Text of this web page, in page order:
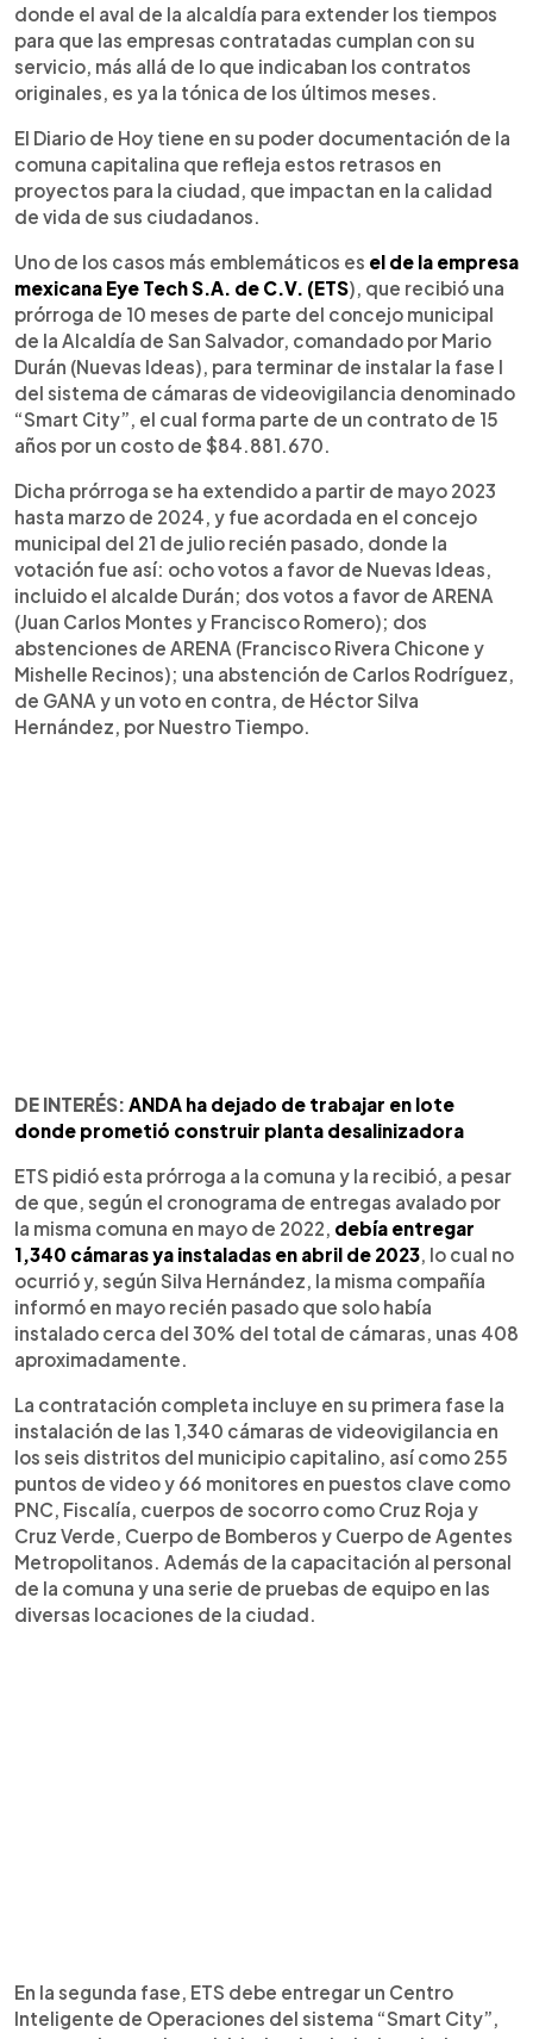
donde el aval de la alcaldía para extender los tiempos
para que las empresas contratadas cumplan con su
servicio, más allá de lo que indicaban los contratos
originales, es ya la tónica de los últimos meses.
El Diario de Hoy tiene en su poder documentación de la
comuna capitalina que refleja estos retrasos en
proyectos para la ciudad, que impactan en la calidad
de vida de sus ciudadanos.
Uno de los casos más emblemáticos es el de la empresa
mexicana Eye Tech S.A. de C.V. (ETS), que recibió una
prórroga de 10 meses de parte del concejo municipal
de la Alcaldía de San Salvador, comandado por Mario
Durán (Nuevas Ideas), para terminar de instalar la fase I
del sistema de cámaras de videovigilancia denominado
“Smart City”, el cual forma parte de un contrato de 15
años por un costo de $84.881.670.
Dicha prórroga se ha extendido a partir de mayo 2023
hasta marzo de 2024, y fue acordada en el concejo
municipal del 21 de julio recién pasado, donde la
votación fue así: ocho votos a favor de Nuevas Ideas,
incluido el alcalde Durán; dos votos a favor de ARENA
(Juan Carlos Montes y Francisco Romero); dos
abstenciones de ARENA (Francisco Rivera Chicone y
Mishelle Recinos); una abstención de Carlos Rodríguez,
de GANA y un voto en contra, de Héctor Silva
Hernández, por Nuestro Tiempo.
DE INTERÉS: ANDA ha dejado de trabajar en lote
donde prometió construir planta desalinizadora
ETS pidió esta prórroga a la comuna y la recibió, a pesar
de que, según el cronograma de entregas avalado por
la misma comuna en mayo de 2022, debía entregar
1,340 cámaras ya instaladas en abril de 2023 , lo cual no
ocurrió y, según Silva Hernández, la misma compañía
informó en mayo recién pasado que solo había
instalado cerca del 30% del total de cámaras, unas 408
aproximadamente.
La contratación completa incluye en su primera fase la
instalación de las 1,340 cámaras de videovigilancia en
los seis distritos del municipio capitalino, así como 255
puntos de video y 66 monitores en puestos clave como
PNC, Fiscalía, cuerpos de socorro como Cruz Roja y
Cruz Verde, Cuerpo de Bomberos y Cuerpo de Agentes
Metropolitanos. Además de la capacitación al personal
de la comuna y una serie de pruebas de equipo en las
diversas locaciones de la ciudad.
En la segunda fase, ETS debe entregar un Centro
Inteligente de Operaciones del sistema “Smart City”,